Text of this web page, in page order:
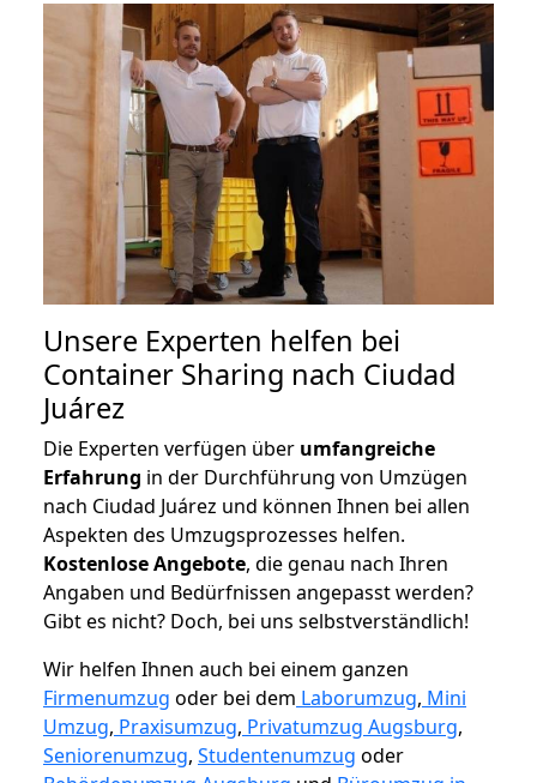
Unsere Experten helfen bei
Container Sharing nach Ciudad
Juárez
Die Experten verfügen über umfangreiche
Erfahrung in der Durchführung von Umzügen
nach Ciudad Juárez und können Ihnen bei allen
Aspekten des Umzugsprozesses helfen.
Kostenlose Angebote, die genau nach Ihren
Angaben und Bedürfnissen angepasst werden?
Gibt es nicht? Doch, bei uns selbstverständlich!
Wir helfen Ihnen auch bei einem ganzen
Firmenumzug oder bei dem Laborumzug, Mini
Umzug, Praxisumzug, Privatumzug Augsburg,
Seniorenumzug, Studentenumzug oder